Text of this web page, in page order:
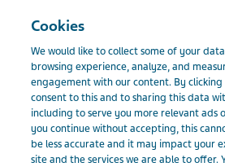
Belgium Conditions d’utilisation
Conditions
Cookies
We would like to collect some of your
browsing experience, analyze, and
engagement with our content. By
consent to this and to sharing this data
including to serve you more relevant ads
you continue without accepting, this
be less accurate and it may impact your
site and the services we are able to offer.